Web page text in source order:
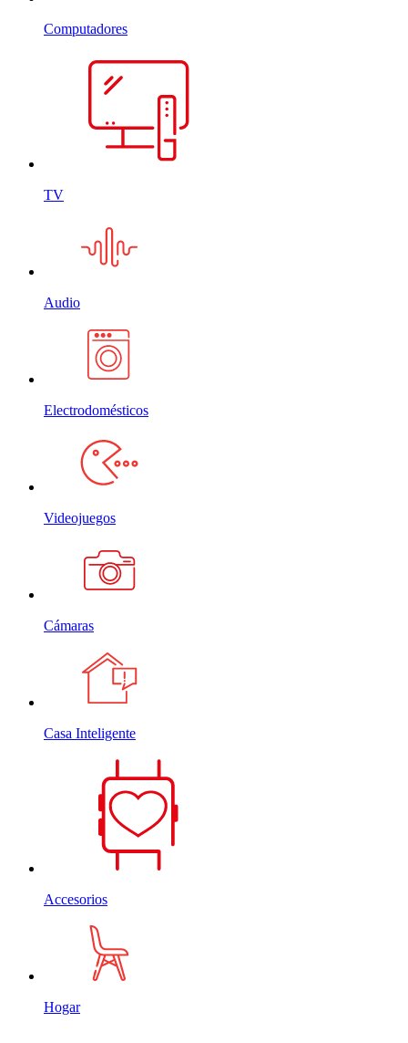
Computadores
TV
Audio
Electrodomésticos
Videojuegos
Cámaras
Casa Inteligente
Accesorios
Hogar